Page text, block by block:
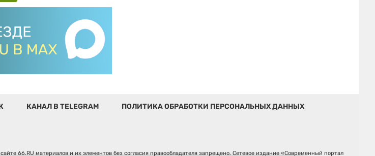
КАНАЛ В TELEGRAM
ПОЛИТИКА ОБРАБОТКИ ПЕРСОНАЛЬНЫХ ДАННЫХ
66.RU материалов и их элементов без согласия правообладателя запрещено. Сетевое издание «Современный портал